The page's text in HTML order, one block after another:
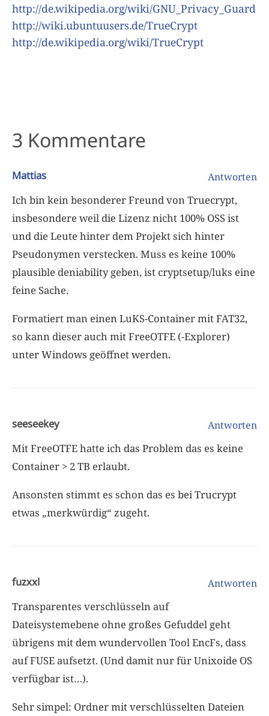
http://de.wikipedia.org/wiki/GNU_Privacy_Guard
http://wiki.ubuntuusers.de/TrueCrypt
http://de.wikipedia.org/wiki/TrueCrypt
3 Kommentare
Mattias Antworten
Ich bin kein besonderer Freund von Truecrypt,
insbesondere weil die Lizenz nicht 100% OSS ist
und die Leute hinter dem Projekt sich hinter
Pseudonymen verstecken. Muss es keine 100%
plausible deniability geben, ist cryptsetup/luks eine
feine Sache.
Formatiert man einen LuKS-Container mit FAT32,
so kann dieser auch mit FreeOTFE (-Explorer)
unter Windows geöffnet werden.
seeseekey Antworten
Mit FreeOTFE hatte ich das Problem das es keine
Container > 2 TB erlaubt.
Ansonsten stimmt es schon das es bei Trucrypt
etwas „merkwürdig“ zugeht.
fuzxxl Antworten
Transparentes verschlüsseln auf
Dateisystemebene ohne großes Gefuddel geht
übrigens mit dem wundervollen Tool EncFs, dass
auf FUSE aufsetzt. (Und damit nur für Unixoide OS
verfügbar ist…).
Sehr simpel: Ordner mit verschlüsselten Dateien